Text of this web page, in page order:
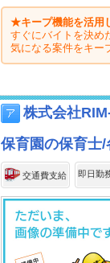
★キープ機能を活用
すぐにバイトを決め
気になる案件をキー
株式会社
保育園の保育士
交通費支給 即日勤